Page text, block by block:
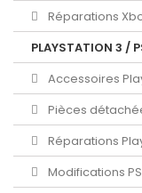
Réparations
PLAYSTATION 3 /
Accessoires
Pièces
Réparations
Modifications